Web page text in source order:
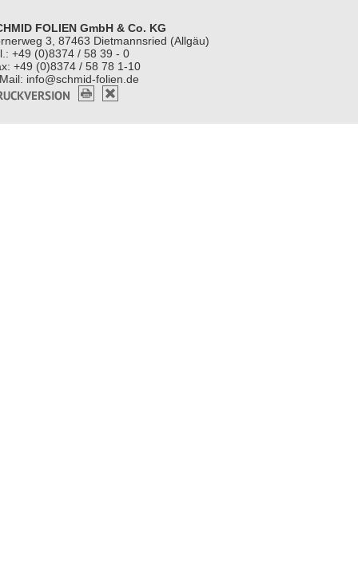
FOLIEN GmbH & Co. KG
3, 87463 Dietmannsried (Allgäu)
+49 (0)8374 / 58 39 - 0
+49 (0)8374 / 58 78 1-10
info@schmid-folien.de